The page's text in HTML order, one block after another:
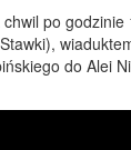
po godzinie
do Alei